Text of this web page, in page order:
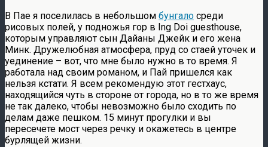
В Пае я поселилась в небольшом бунгало среди
рисовых полей, у подножья гор в Ing Doi guesthouse,
которым управляют сын Дайаны Джейк и его жена
Минк. Дружелюбная атмосфера, пруд со стаей уточек и
уединение – вот, что мне было нужно в то время. Я
работала над своим романом, и Пай пришелся как
нельзя кстати. Я всем рекомендую этот гестхаус,
находящийся чуть в стороне от города, но в то же время
не так далеко, чтобы невозможно было сходить по
делам даже пешком. 15 минут прогулки и вы
пересечете мост через речку и окажетесь в центре
бурлящей жизни.